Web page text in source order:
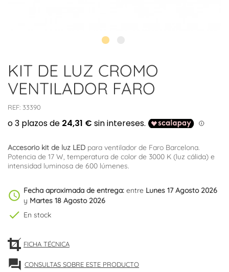
KIT DE LUZ CROMO
VENTILADOR FARO
REF: 33390
Accesorio kit de luz LED para ventilador de Faro Barcelona.
Potencia de 17 W, temperatura de color de 3000 K (luz cálida) e
intensidad luminosa de 600 lúmenes.
schedule Fecha aproximada de entrega: entre Lunes 17 Agosto 2026
y Martes 18 Agosto 2026
check En stock
FICHA TÉCNICA
forum CONSULTAS SOBRE ESTE PRODUCTO